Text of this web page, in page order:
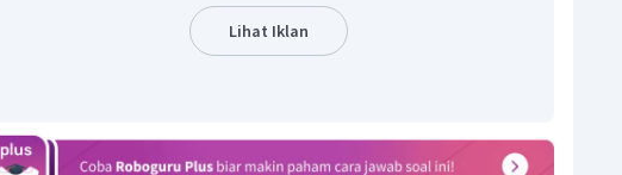
harus digunakan untuk menyetimbangkan persamaan reaksi
yang rumit. Penyetaraan persamaan reaksi mengikuti tiga
persamaan reaksi tidak setimbang.
Lihat Iklan